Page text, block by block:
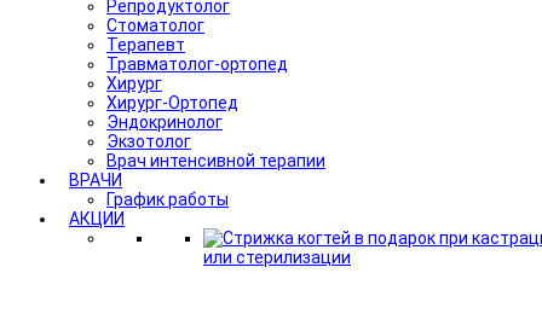
Репродуктолог
Стоматолог
Терапевт
Травматолог-ортопед
Хирург
Хирург-Ортопед
Эндокринолог
Экзотолог
Врач интенсивной терапии
ВРАЧИ
График работы
АКЦИИ